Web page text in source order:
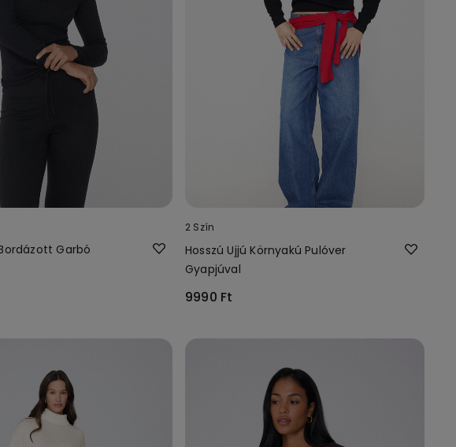
Garbó
2 Szín
Hosszú Ujjú Környakú Pulóver
Gyapjúval
9990 Ft